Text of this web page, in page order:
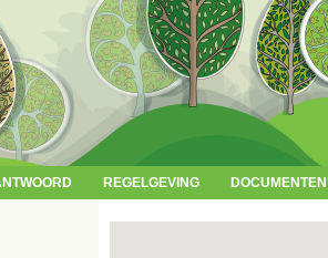
REGELGEVING DOCUMENTEN